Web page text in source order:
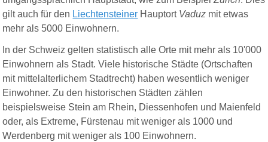
gilt auch für den Liechtensteiner Hauptort Vaduz mit etwas
mehr als 5000 Einwohnern.
In der Schweiz gelten statistisch alle Orte mit mehr als 10'000
Einwohnern als Stadt. Viele historische Städte (Ortschaften
mit mittelalterlichem Stadtrecht) haben wesentlich weniger
Einwohner. Zu den historischen Städten zählen
beispielsweise Stein am Rhein, Diessenhofen und Maienfeld
oder, als Extreme, Fürstenau mit weniger als 1000 und
Werdenberg mit weniger als 100 Einwohnern.